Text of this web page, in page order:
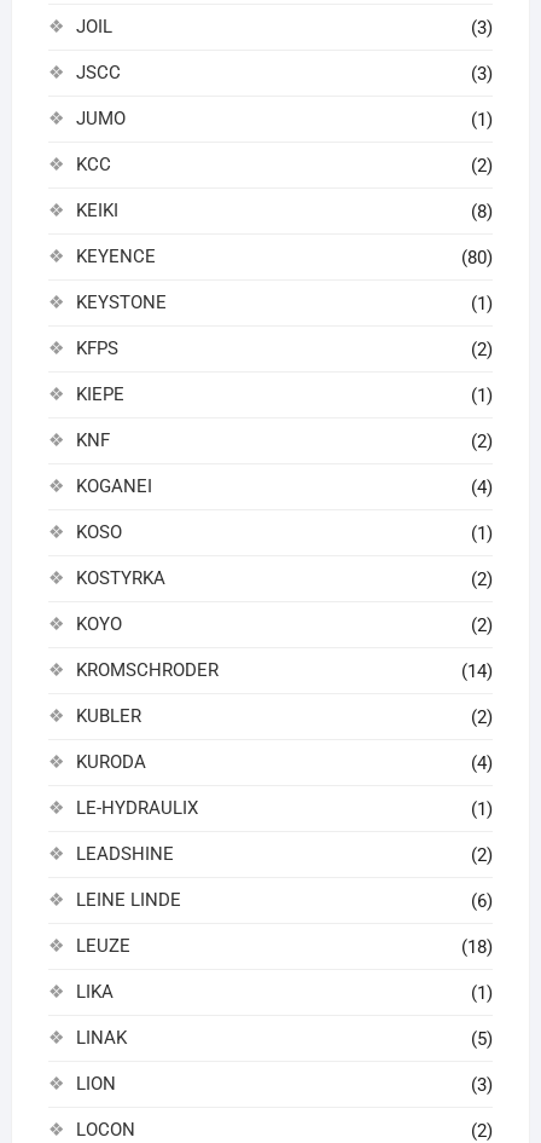
JOIL (3)
JSCC (3)
JUMO (1)
KCC (2)
KEIKI (8)
KEYENCE (80)
KEYSTONE (1)
KFPS (2)
KIEPE (1)
KNF (2)
KOGANEI (4)
KOSO (1)
KOSTYRKA (2)
KOYO (2)
KROMSCHRODER (14)
KUBLER (2)
KURODA (4)
LE-HYDRAULIX (1)
LEADSHINE (2)
LEINE LINDE (6)
LEUZE (18)
LIKA (1)
LINAK (5)
LION (3)
LOCON (2)